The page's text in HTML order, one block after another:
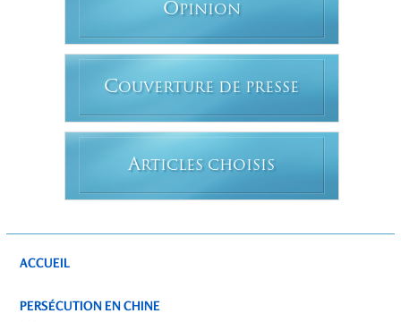
OPINION
COUVERTURE DE PRESSE
ARTICLES CHOISIS
ACCUEIL
PERSÉCUTION EN CHINE